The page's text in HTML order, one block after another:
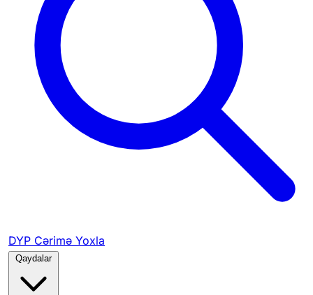
DYP Cərimə Yoxla
Qaydalar